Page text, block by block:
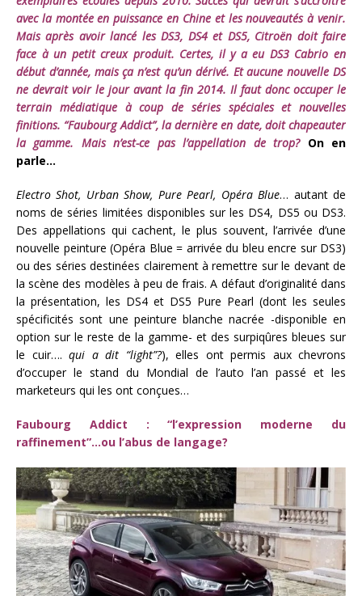
avec la montée en puissance en Chine et les nouveautés à venir.
Mais après avoir lancé les DS3, DS4 et DS5, Citroën doit faire
face à un petit creux produit. Certes, il y a eu DS3 Cabrio en
début d’année, mais ça n’est qu’un dérivé. Et aucune nouvelle DS
ne devrait voir le jour avant la fin 2014. Il faut donc occuper le
terrain médiatique à coup de séries spéciales et nouvelles
finitions. “Faubourg Addict”, la dernière en date, doit chapeauter
la gamme. Mais n’est-ce pas l’appellation de trop? On en
parle…
Electro Shot, Urban Show, Pure Pearl, Opéra Blue… autant de
noms de séries limitées disponibles sur les DS4, DS5 ou DS3.
Des appellations qui cachent, le plus souvent, l’arrivée d’une
nouvelle peinture (Opéra Blue = arrivée du bleu encre sur DS3)
ou des séries destinées clairement à remettre sur le devant de
la scène des modèles à peu de frais. A défaut d’originalité dans
la présentation, les DS4 et DS5 Pure Pearl (dont les seules
spécificités sont une peinture blanche nacrée -disponible en
option sur le reste de la gamme- et des surpiqûres bleues sur
le cuir…. qui a dit “light”?), elles ont permis aux chevrons
d’occuper le stand du Mondial de l’auto l’an passé et les
marketeurs qui les ont conçues…
Faubourg Addict : “l’expression moderne du
raffinement”…ou l’abus de langage?